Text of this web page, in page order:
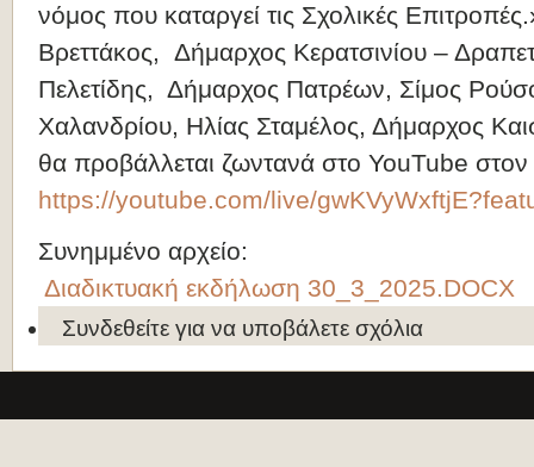
νόμος που καταργεί τις Σχολικές
Βρεττάκος, Δήμαρχος Κερατσινίου –
Πελετίδης, Δήμαρχος Πατρέων, Σίμος
Χαλανδρίου, Ηλίας Σταμέλος, Δήμαρχος
θα προβάλλεται ζωντανά στο YouTube
https://youtube.com/live/
Συνημμένο αρχείο:
Διαδικτυακή εκδήλωση 30_3_2025.DOCX
Συνδεθείτε για να υποβάλετε σχόλια